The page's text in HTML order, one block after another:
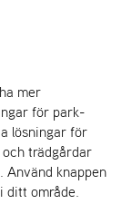
mer
för park-
lösningar för
trädgårdar
knappen
ditt område.